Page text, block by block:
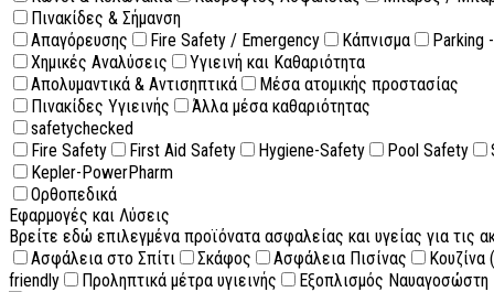
Πινακίδες & Σήμανση
Απαγόρευσης
Fire Safety / Emergency Κάπνισμα
Parking
Χημικές Αναλύσεις
Υγιεινή και Καθαριότητα
Απολυμαντικά & Αντισηπτικά
Μέσα ατομικής προστασίας
Πινακίδες Υγιεινής
Άλλα μέσα καθαριότητας
safetychecked
Fire Safety
First Aid Safety Hygiene-Safety Pool Safety
Kepler-PowerPharm
Ορθοπεδικά
Εφαρμογές και Λύσεις
Βρείτε εδώ επιλεγμένα προϊόνατα ασφαλείας και υγείας για τις
Ασφάλεια στο Σπίτι
Σκάφος Ασφάλεια Πισίνας
Κουζίνα
friendly
Προληπτικά μέτρα υγιεινής Εξοπλισμός Ναυαγοσώστη